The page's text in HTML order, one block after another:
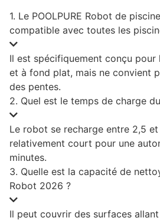
1. Le POOLPURE Robot de
compatible avec toutes les
Il est spécifiquement conçu pour
et à fond plat, mais ne convient
des pentes.
2. Quel est le temps de charge
Le robot se recharge entre 2,5
relativement court pour une
minutes.
3. Quelle est la capacité de
Robot 2026 ?
Il peut couvrir des surfaces